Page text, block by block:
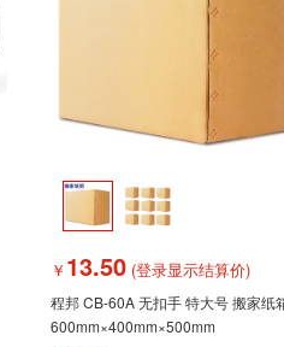
￥ 13.50 (登录显示结算价)
程邦 CB-60A 无扣手 特大号 搬家纸
600mm×400mm×500mm